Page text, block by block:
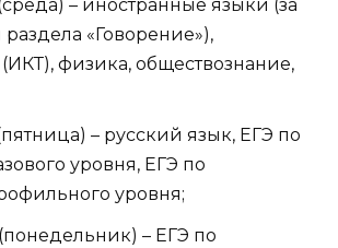
– иностранные языки (за
«Говорение»),
физика, обществознание,
– русский язык, ЕГЭ по
уровня, ЕГЭ по
уровня;
– ЕГЭ по